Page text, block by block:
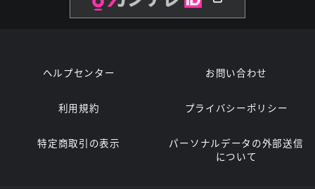
ヘルプセンター お問い合わせ
利用規約 プライバシーポリシー
特定商取引の表示
パーソナルデータの外部送信
について